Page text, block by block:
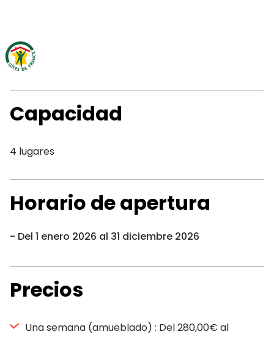
Capacidad
4 lugares
Horario de apertura
Del 1 enero 2026 al 31 diciembre 2026
Precios
Una semana (amueblado) : Del 280,00€ al